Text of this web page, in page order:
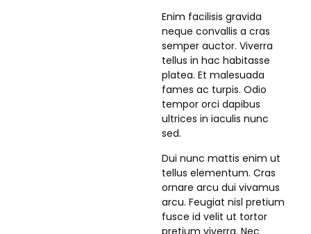
Enim facilisis gravida
neque convallis a cras
semper auctor. Viverra
tellus in hac habitasse
platea. Et malesuada
fames ac turpis. Odio
tempor orci dapibus
ultrices in iaculis nunc
sed.
Dui nunc mattis enim ut
tellus elementum. Cras
ornare arcu dui vivamus
arcu. Feugiat nisl pretium
fusce id velit ut tortor